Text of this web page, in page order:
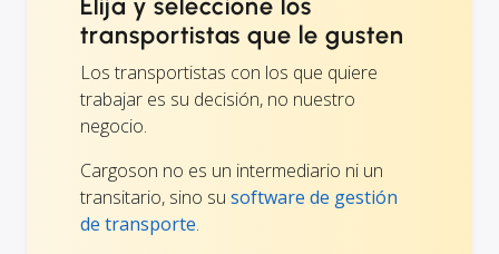
transportistas que le gusten
Los transportistas con los que quiere
trabajar es su decisión, no nuestro
negocio.
Cargoson no es un intermediario ni un
transitario, sino su software de gestión
de transporte.